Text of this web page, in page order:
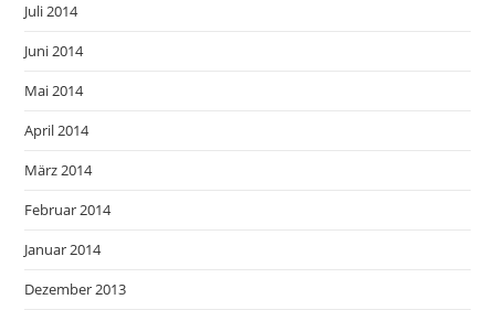
Juli 2014
Juni 2014
Mai 2014
April 2014
März 2014
Februar 2014
Januar 2014
Dezember 2013